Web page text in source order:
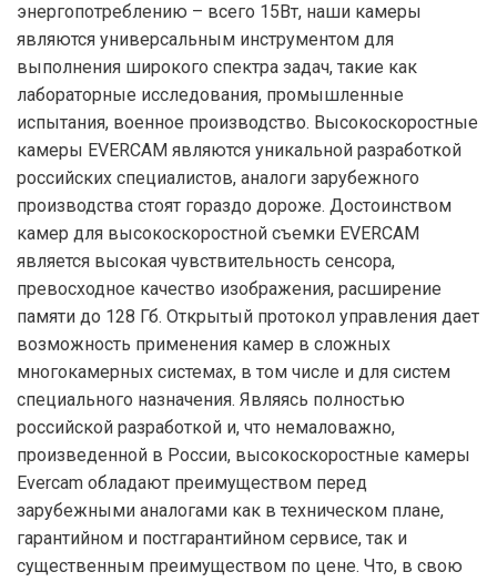
энергопотреблению – всего 15Вт, наши камеры
являются универсальным инструментом для
выполнения широкого спектра задач, такие как
лабораторные исследования, промышленные
испытания, военное производство. Высокоскоростные
камеры EVERCAM являются уникальной разработкой
российских специалистов, аналоги зарубежного
производства стоят гораздо дороже. Достоинством
камер для высокоскоростной съемки EVERCAM
является высокая чувствительность сенсора,
превосходное качество изображения, расширение
памяти до 128 Гб. Открытый протокол управления дает
возможность применения камер в сложных
многокамерных системах, в том числе и для систем
специального назначения. Являясь полностью
российской разработкой и, что немаловажно,
произведенной в России, высокоскоростные камеры
Evercam обладают преимуществом перед
зарубежными аналогами как в техническом плане,
гарантийном и постгарантийном сервисе, так и
существенным преимуществом по цене. Что, в свою